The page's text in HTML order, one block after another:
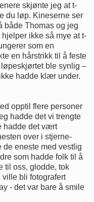
skjønte jeg at t-
du løp. Kineserne ser
både Thomas og jeg
ikke så mye at t-
som en
en hårstrikk til å feste
ble synlig –
hadde klær under.
opptil flere personer
hadde det vi trengte
hadde det vært
over i stjerne-
de eneste med vestlig
som hadde folk til å
til oss, glodde, tok
ville bli fotografert
- det var bare å smile